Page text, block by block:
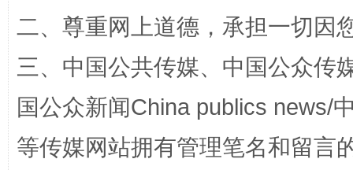
规模最大的光氢储一体化项目 走
二、尊重网上道德，承担一切因
三、中国公共传媒、中国公众传
国公众新闻China publics news/
等传媒网站拥有管理笔名和留言